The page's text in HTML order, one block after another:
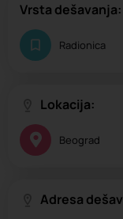
Vrsta dešavanja:
Radionica
Lokacija:
Beograd
Adresa